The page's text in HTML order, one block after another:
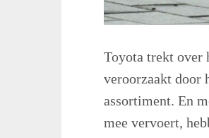
Toyota trekt over
veroorzaakt door
assortiment. En
mee vervoert,